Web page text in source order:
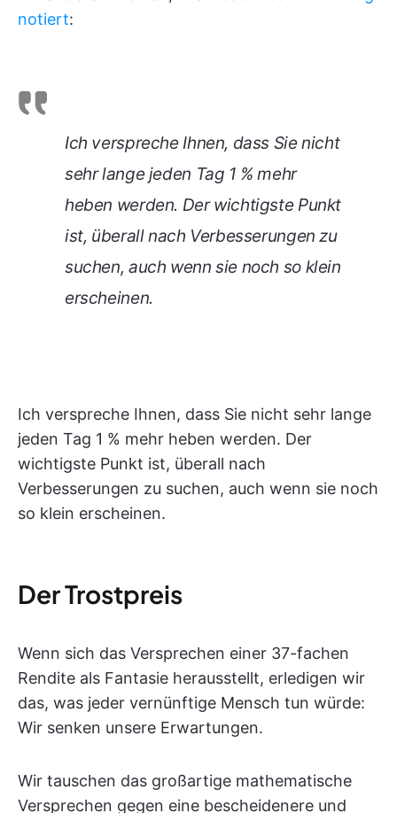
notiert:
Ich verspreche Ihnen, dass Sie nicht
sehr lange jeden Tag 1 % mehr
heben werden. Der wichtigste Punkt
ist, überall nach Verbesserungen zu
suchen, auch wenn sie noch so klein
erscheinen.
Ich verspreche Ihnen, dass Sie nicht sehr lange
jeden Tag 1 % mehr heben werden. Der
wichtigste Punkt ist, überall nach
Verbesserungen zu suchen, auch wenn sie noch
so klein erscheinen.
Der Trostpreis
Wenn sich das Versprechen einer 37-fachen
Rendite als Fantasie herausstellt, erledigen wir
das, was jeder vernünftige Mensch tun würde:
Wir senken unsere Erwartungen.
Wir tauschen das großartige mathematische
Versprechen gegen eine bescheidenere und